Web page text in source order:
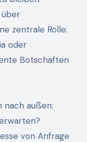
über
zentrale Rolle:
oder
Botschaften
nach außen:
von Anfrage